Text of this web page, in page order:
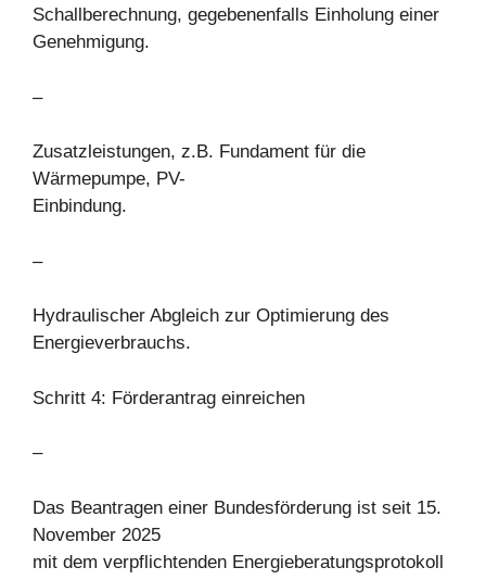
Schallberechnung, gegebenenfalls Einholung einer
Genehmigung.
–
Zusatzleistungen, z.B. Fundament für die
Wärmepumpe, PV-
Einbindung.
–
Hydraulischer Abgleich zur Optimierung des
Energieverbrauchs.
Schritt 4: Förderantrag einreichen
–
Das Beantragen einer Bundesförderung ist seit 15.
November 2025
mit dem verpflichtenden Energieberatungsprotokoll